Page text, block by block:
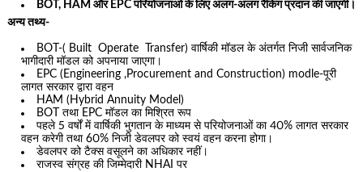
BOT, HAM और EPC परियोजनाओं के लिए अलग-अलग रैंकिंग प्रदान की जाएगी।
अन्य तथ्य-
BOT-( Built Operate Transfer) वार्षिकी मॉडल के अंतर्गत निजी सार्वजनिक
भागीदारी मॉडल को अपनाया जाएगा।
EPC (Engineering ,Procurement and Construction) modle-पूरी
लागत सरकार द्वारा वहन
HAM (Hybrid Annuity Model)
BOT तथा EPC मॉडल का मिश्रित रूप
पहले 5 वर्षों में वार्षिकी भुगतान के माध्यम से परियोजनाओं का 40% लागत सरकार
वहन करेगी तथा 60% निजी डेवलपर को स्वयं वहन करना होगा।
डेवलपर को टैक्स वसूलने का अधिकार नहीं।
राजस्व संग्रह की जिम्मेदारी NHAI पर